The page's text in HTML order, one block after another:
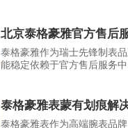
北京泰格豪雅官方售后
泰格豪雅作为瑞士先锋制表
能稳定依赖于官方售后服务
泰格豪雅表蒙有划痕解
泰格豪雅表作为高端腕表品